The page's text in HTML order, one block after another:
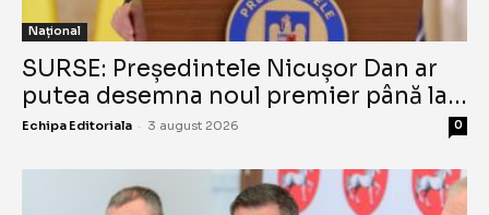
Național
SURSE: Președintele Nicușor Dan ar
putea desemna noul premier până la...
Echipa Editoriala - 3 august 2026 0